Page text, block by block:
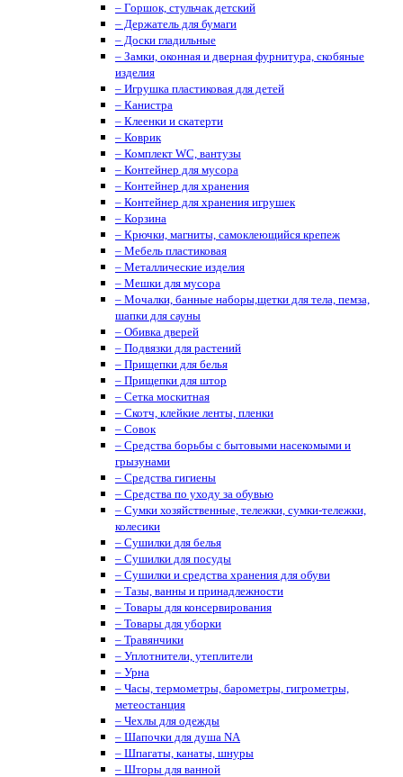
– Горшок, стульчак детский
– Держатель для бумаги
– Доски гладильные
– Замки, оконная и дверная фурнитура, скобяные
изделия
– Игрушка пластиковая для детей
– Канистра
– Клеенки и скатерти
– Коврик
– Комплект WC, вантузы
– Контейнер для мусора
– Контейнер для хранения
– Контейнер для хранения игрушек
– Корзина
– Крючки, магниты, cамоклеющийся крепеж
– Мебель пластиковая
– Металлические изделия
– Мешки для мусора
– Мочалки, банные наборы,щетки для тела, пемза,
шапки для сауны
– Обивка дверей
– Подвязки для растений
– Прищепки для белья
– Прищепки для штор
– Сетка москитная
– Скотч, клейкие ленты, пленки
– Совок
– Средства борьбы с бытовыми насекомыми и
грызунами
– Средства гигиены
– Средства по уходу за обувью
– Сумки хозяйственные, тележки, сумки-тележки,
колесики
– Сушилки для белья
– Сушилки для посуды
– Сушилки и средства хранения для обуви
– Тазы, ванны и принадлежности
– Товары для консервирования
– Товары для уборки
– Травянчики
– Уплотнители, утеплители
– Урна
– Часы, термометры, барометры, гигрометры,
метеостанция
– Чехлы для одежды
– Шапочки для душа NA
– Шпагаты, канаты, шнуры
– Шторы для ванной